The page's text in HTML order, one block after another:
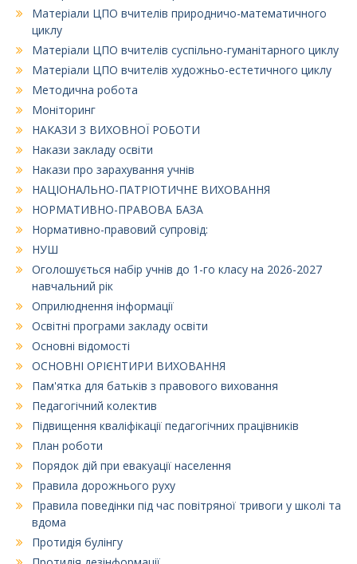
Матеріали ЦПО вчителів природничо-математичного
циклу
Матеріали ЦПО вчителів суспільно-гуманітарного циклу
Матеріали ЦПО вчителів художньо-естетичного циклу
Методична робота
Моніторинг
НАКАЗИ З ВИХОВНОЇ РОБОТИ
Накази закладу освіти
Накази про зарахування учнів
НАЦІОНАЛЬНО-ПАТРІОТИЧНЕ ВИХОВАННЯ
НОРМАТИВНО-ПРАВОВА БАЗА
Нормативно-правовий супровід:
НУШ
Оголошується набір учнів до 1-го класу на 2026-2027
навчальний рік
Оприлюднення інформації
Освітні програми закладу освіти
Основні відомості
ОСНОВНІ ОРІЄНТИРИ ВИХОВАННЯ
Пам'ятка для батьків з правового виховання
Педагогічний колектив
Підвищення кваліфікації педагогічних працівників
План роботи
Порядок дій при евакуації населення
Правила дорожнього руху
Правила поведінки під час повітряної тривоги у школі та
вдома
Протидія булінгу